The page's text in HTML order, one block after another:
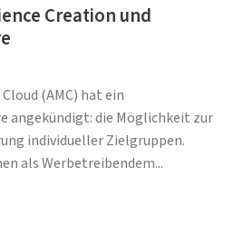
Creation und
(AMC) hat ein
angekündigt: die Möglichkeit zur
individueller Zielgruppen.
als Werbetreibendem...